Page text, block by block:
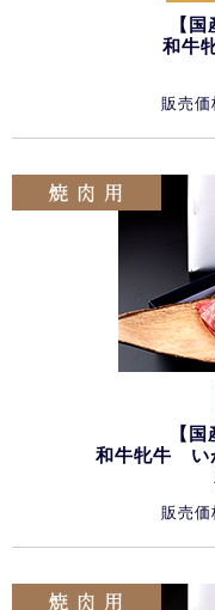
【
和牛
販売価
【
和牛牝牛 い
販売価